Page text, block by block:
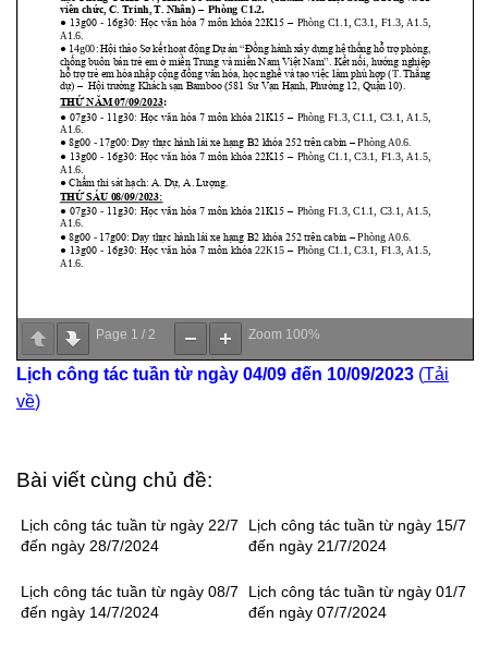
Page 1 / 2 Zoom 100%
Lịch công tác tuần từ ngày 04/09 đến 10/09/2023 (Tải
về)
Bài viết cùng chủ đề:
Lịch công tác tuần từ ngày 22/7
đến ngày 28/7/2024
Lịch công tác tuần từ ngày 15/7
đến ngày 21/7/2024
Lịch công tác tuần từ ngày 08/7
đến ngày 14/7/2024
Lịch công tác tuần từ ngày 01/7
đến ngày 07/7/2024